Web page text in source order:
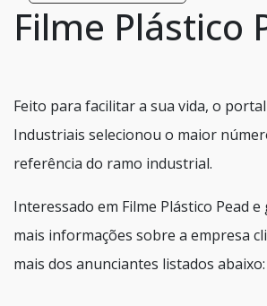
Filme Plástico
Feito para facilitar a sua vida, o
Industriais selecionou o maior
referência do ramo industrial.
Interessado em Filme Plástico Pead
mais informações sobre a empresa
mais dos anunciantes listados abaixo: